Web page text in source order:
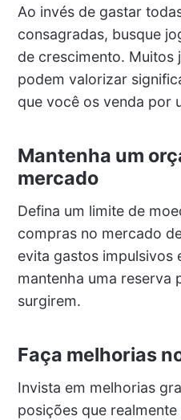
Ao invés de gastar
consagradas, busque
de crescimento. Muitos
podem valorizar
que você os venda por
Mantenha um
mercado
Defina um limite de
compras no mercado
evita gastos impulsivos
mantenha uma reserva
surgirem.
Faça melhorias
Invista em melhorias
posições que